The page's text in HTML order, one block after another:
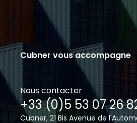
Cubner vous accompagne
Nous contacter
+33 (0)5 53 07 26
Cubner, 21 Bis Avenue de